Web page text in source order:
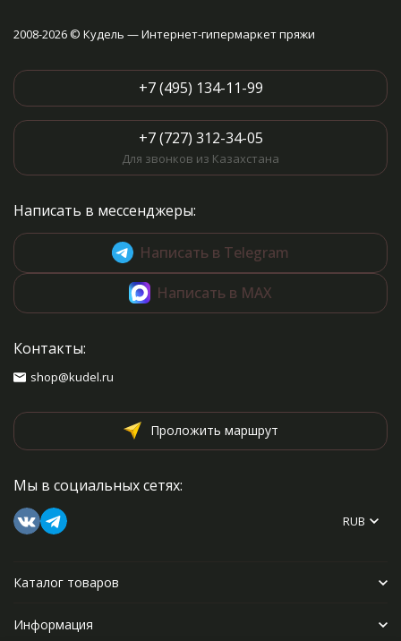
2008-2026 © Кудель — Интернет-гипермаркет пряжи
+7 (495) 134-11-99
+7 (727) 312-34-05
Для звонков из Казахстана
Написать в мессенджеры:
Написать в Telegram
Написать в MAX
Контакты:
shop@kudel.ru
Проложить маршрут
Мы в социальных сетях:
RUB
Каталог товаров
Информация